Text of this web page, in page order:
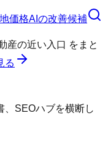
価格AI の改善候補
産の近い入口 をまと
る
、SEOハブを横断し